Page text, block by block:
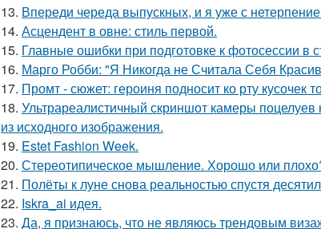
13. Впереди череда выпускных, и я уже с
14. Асцендент в овне: стиль первой.
15. Главные ошибки при подготовке к фотосессии в
16. Марго Робби: "Я Никогда не Считала Себя
17. Промт - сюжет: героиня подносит ко рту
18. Ультрареалистичный скриншот камеры
из исходного изображения.
19. Estet Fashion Week.
20. Стереотипическое мышление. Хорошо или
21. Полёты к луне снова реальностью спустя
22. Iskra_ai идея.
23. Да, я признаюсь, что не являюсь трендовым